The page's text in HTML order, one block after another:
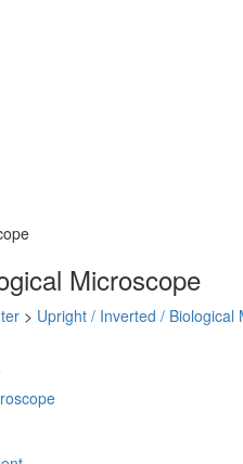
Microscope
> Upright / Inverted / Biological